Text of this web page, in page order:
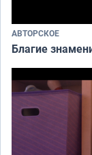
АВТОРСКОЕ
Благие